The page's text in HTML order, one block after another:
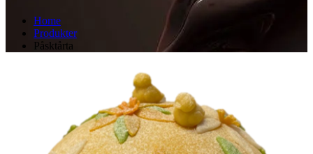
Home
Produkter
Påsktårta